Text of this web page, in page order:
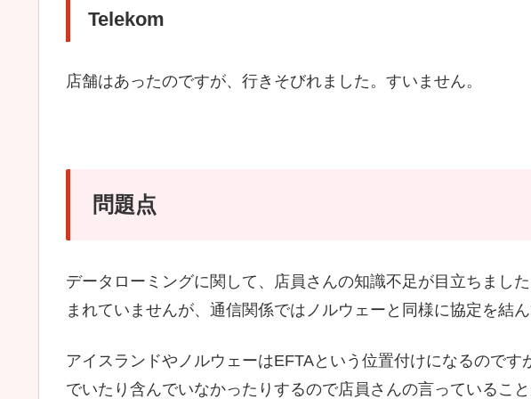
Telekom
店舗はあったのですが、行きそびれました。すいません。
問題点
データローミングに関して、店員さんの知識不足が目立ちまし
まれていませんが、通信関係ではノルウェーと同様に協定を結ん
アイスランドやノルウェーはEFTAという位置付けになるのです
でいたり含んでいなかったりするので店員さんの言っているこ